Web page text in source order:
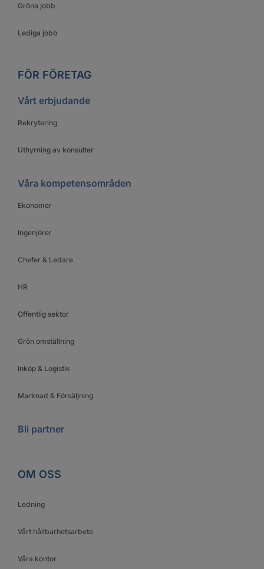
Gröna jobb
Lediga jobb
FÖR FÖRETAG
Vårt erbjudande
Rekrytering
Uthyrning av konsulter
Våra kompetensområden
Ekonomer
Ingenjörer
Chefer & Ledare
HR
Offentlig sektor
Grön omställning
Inköp & Logistik
Marknad & Försäljning
Bli partner
OM OSS
Ledning
Vårt hållbarhetsarbete
Våra kontor